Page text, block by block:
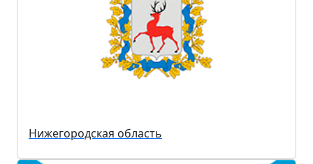
Нижегородская область